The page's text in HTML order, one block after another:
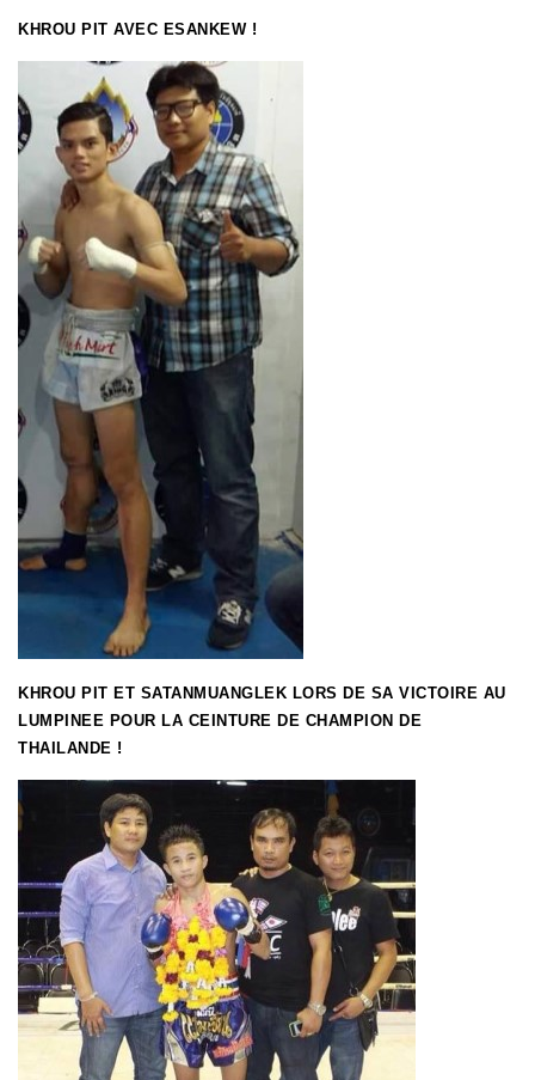
KHROU PIT AVEC ESANKEW !
KHROU PIT ET SATANMUANGLEK LORS DE SA VICTOIRE AU
LUMPINEE POUR LA CEINTURE DE CHAMPION DE
THAILANDE !